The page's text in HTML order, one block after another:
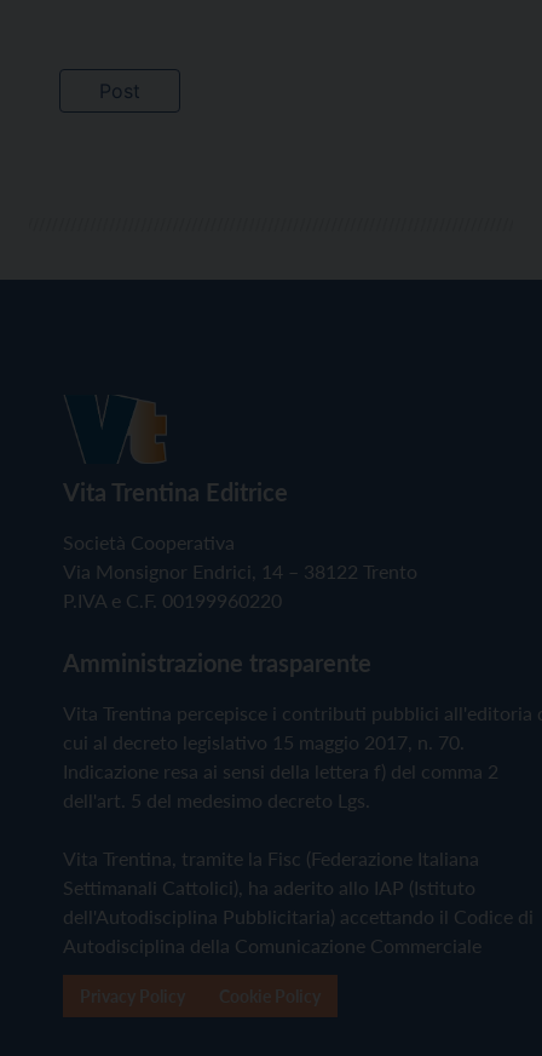
Vita Trentina Editrice
Società Cooperativa
Via Monsignor Endrici, 14 – 38122 Trento
P.IVA e C.F. 00199960220
Amministrazione trasparente
Vita Trentina percepisce i contributi pubblici all'editoria
cui al decreto legislativo 15 maggio 2017, n. 70.
Indicazione resa ai sensi della lettera f) del comma 2
dell'art. 5 del medesimo decreto Lgs.
Vita Trentina, tramite la Fisc (Federazione Italiana
Settimanali Cattolici), ha aderito allo IAP (Istituto
dell'Autodisciplina Pubblicitaria) accettando il Codice di
Autodisciplina della Comunicazione Commerciale